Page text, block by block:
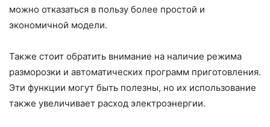
можно отказаться в пользу более простой и
экономичной модели.
Также стоит обратить внимание на наличие режима
разморозки и автоматических программ приготовления.
Эти функции могут быть полезны, но их использование
также увеличивает расход электроэнергии.